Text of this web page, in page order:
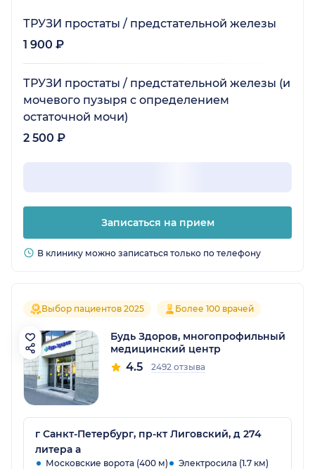
ТРУЗИ простаты / предстательной железы
1 900 ₽
ТРУЗИ простаты / предстательной железы (и
мочевого пузыря с определением
остаточной мочи)
2 500 ₽
Записаться на прием
В клинику можно записаться только по телефону
Выбор пациентов 2025 Более 100 врачей
Будь Здоров, многопрофильный
медицинский центр
4.5 2492 отзыва
г Санкт-Петербург, пр-кт Лиговский, д 274
литера а
Московские ворота (400 м)
Электросила (1.7 км)